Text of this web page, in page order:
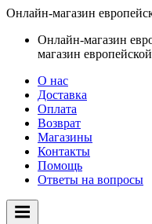
Онлайн-магазин
Онлайн-магазин
магазин
О нас
Доставка
Оплата
Возврат
Магазины
Контакты
Помощь
Ответы на вопросы